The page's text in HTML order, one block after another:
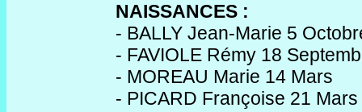
NAISSANCES :
- BALLY Jean-Marie 5
- FAVIOLE Rémy 18
- MOREAU Marie 14 Mars
- PICARD Françoise 21 Mars